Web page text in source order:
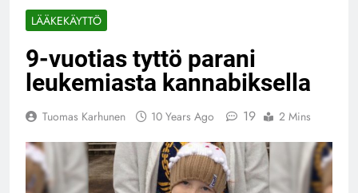
LÄÄKEKÄYTTÖ
9-vuotias tyttö parani
leukemiasta kannabiksella
Tuomas Karhunen 10 Years Ago 19 2 Mins